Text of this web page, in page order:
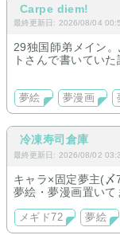
Carpe diem!
最終更新日: 2026/08/04
29独国師弟メイン
トさんで書いてい
自己投影はしにく
ださい。
夢絵 夢漫画
冷凍寿司倉庫
最終更新日: 2026/08/02
キャラ×固定夢主(
夢絵・夢漫画置いて
メギド72 夢絵